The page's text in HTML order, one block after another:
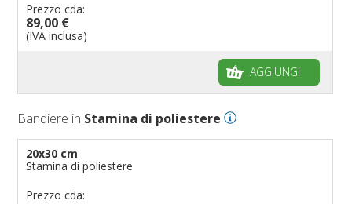
Prezzo cda:
89,00 €
(IVA inclusa)
AGGIUNGI
Bandiere in Stamina di poliestere
20x30 cm
Stamina di poliestere
Prezzo cda: